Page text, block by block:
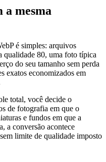
a mesma
é simples: arquivos
qualidade 80, uma foto típica
do seu tamanho sem perda
exatos economizados em
total, você decide o
de fotografia em que o
e fundos em que a
a conversão acontece
limite de qualidade imposto